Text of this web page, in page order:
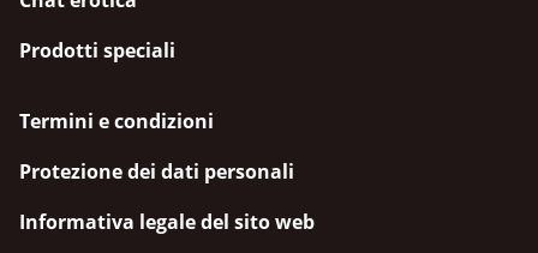
Prodotti speciali
Termini e condizioni
Protezione dei dati personali
Informativa legale del sito web